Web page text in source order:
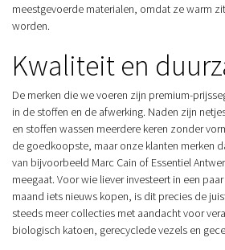
meestgevoerde materialen, omdat ze warm
worden.
Kwaliteit en
De merken die we voeren zijn premium-
in de stoffen en de afwerking. Naden zijn
en stoffen wassen meerdere keren zonder
de goedkoopste, maar onze klanten merken
van bijvoorbeeld Marc Cain of Essentiel
meegaat. Voor wie liever investeert in een
maand iets nieuws kopen, is dit precies de
steeds meer collecties met aandacht voor
biologisch katoen, gerecyclede vezels en